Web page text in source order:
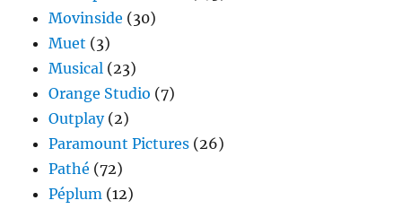
Movinside (30)
Muet (3)
Musical (23)
Orange Studio (7)
Outplay(2)
Paramount Pictures (26)
Pathé (72)
Péplum (12)